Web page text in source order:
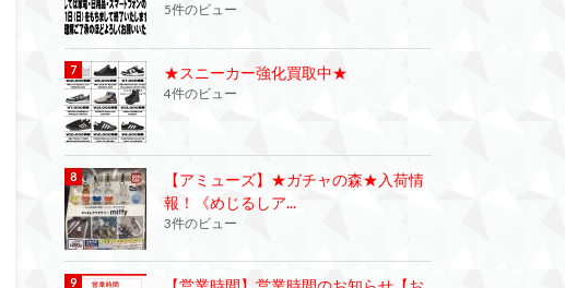
5件のビュー
★スニーカー強化買取中★
4件のビュー
【アミューズ】★ガチャの森★入荷情
報！《めじるしア...
3件のビュー